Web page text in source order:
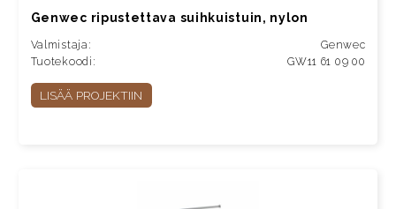
Genwec ripustettava suihkuistuin, nylon
Valmistaja:
Genwec
Tuotekoodi:
GW11 61 09 00
LISÄÄ PROJEKTIIN